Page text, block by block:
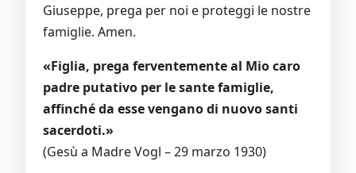
Giuseppe, prega per noi e proteggi le nostre
famiglie. Amen.
«Figlia, prega ferventemente al Mio caro
padre putativo per le sante famiglie,
affinché da esse vengano di nuovo santi
sacerdoti.»
(Gesù a Madre Vogl – 29 marzo 1930)